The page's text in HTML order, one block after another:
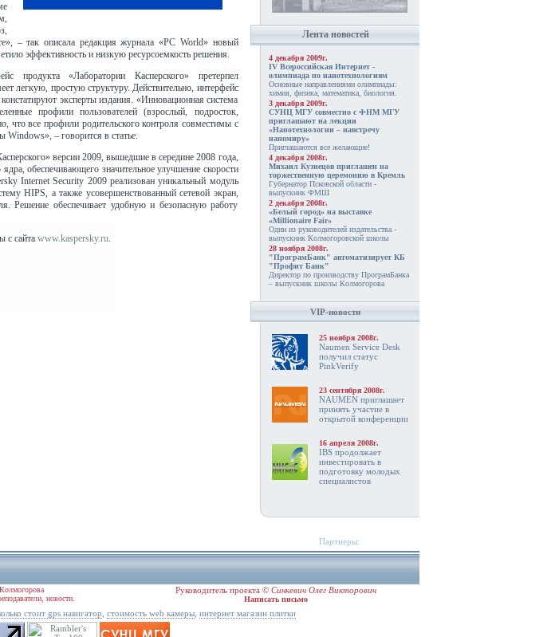
– так описала редакция журнала «PC World» новый
эффективность и низкую ресурсоемкость решения.
продукта «Лаборатории Касперского» претерпел
легкую, простую структуру. Действительно, интерфейс
эксперты издания. «Инновационная система
профили пользователей (взрослый, подросток,
что все профили родительского контроля совместимы с
Windows», – говорится в статье.
версии 2009, вышедшие в середине 2008 года,
обеспечивающего значительное улучшение скорости
Internet Security 2009 реализован уникальный модуль
HIPS, а также усовершенствованный сетевой экран,
Решение обеспечивает удобную и безопасную работу
с сайтаwww.kaspersky.ru.
Лента новостей
4 декабря 2009г.
IV Всероссийская Интернет -
олимпиада по нанотехнологиям
Основные направлениями олимпиады:
химия, физика, математика, биология.
3 декабря 2009г.
СУНЦ МГУ совместно с ФНМ МГУ
приглашают на лекции
«Нанотехнологии – навстречу
наномиру»
Приглашаются все желающие!
4 декабря 2008г.
Михаил Кузнецов приглашен на
торжественную церемонию в Кремль
Губернатор Псковской области -
выпускник ФМШ
2 декабря 2008г.
«Белый город» на выставке
«Millionaire Fair»
Один из руководителей издательства -
выпускник Колмогоровской школы
28 ноября 2008г.
"ПрограмБанк" автоматизирует КБ
"Профит Банк"
Директор по производству ПрограмБанка
– выпускник школы Колмогорова
VIP-новости
25 ноября 2008г.
Naumen Service Desk
получил статус
PinkVerify
23 сентября 2008г.
NAUMEN приглашает
принять участие в
открытой конференции
16 апреля 2008г.
IBS продолжает
инвестировать в
подготовку молодых
специалистов
Партнеры:
новости.
Руководитель проекта © Синкевич Олег Викторович
Написать письмо
стоит gps навигатор стоимость web камеры, интернет магазин плитки